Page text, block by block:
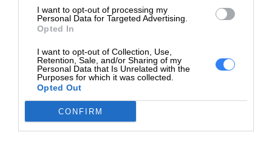
I want to opt-out of processing my
Personal Data for Targeted Advertising.
Opted In
I want to opt-out of Collection, Use,
Retention, Sale, and/or Sharing of my
Personal Data that Is Unrelated with the
Purposes for which it was collected.
Opted Out
CONFIRM
ZAPYTAJ O PRODUKT
Zapytanie o "Rozszerzenie gwarancji DELL DOCKS
WD25 3Y Advanced Exchange -> 5Y Advanced
Exchange"